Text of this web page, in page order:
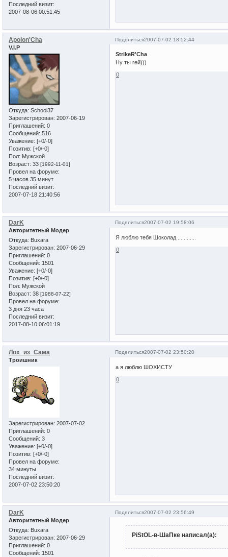
Последний визит:
2007-08-06 00:51:45
Поделиться2007-07-02 18:52:44
Apolon'Cha
V.I.P
Откуда: School37
Зарегистрирован: 2007-06-19
Приглашений: 0
Сообщений: 516
Уважение: [+0/-0]
Позитив: [+0/-0]
Пол: Мужской
Возраст: 33 [1992-11-01]
Провел на форуме:
5 часов 35 минут
Последний визит:
2007-07-18 21:40:56
StrikeR'Cha
Ну ты гей)))
0
Поделиться2007-07-02 19:58:06
DarK
Авторитетный Модер
Откуда: Buxara
Зарегистрирован: 2007-06-29
Приглашений: 0
Сообщений: 1501
Уважение: [+0/-0]
Позитив: [+0/-0]
Пол: Мужской
Возраст: 38 [1988-07-22]
Провел на форуме:
3 дня 23 часа
Последний визит:
2017-08-10 06:01:19
Я люблю тебя Шоколад ............
0
Поделиться2007-07-02 23:50:20
Лох_из_Сама
Троишник
Зарегистрирован: 2007-07-02
Приглашений: 0
Сообщений: 3
Уважение: [+0/-0]
Позитив: [+0/-0]
Провел на форуме:
34 минуты
Последний визит:
2007-07-02 23:50:20
а я люблю ШОХИСТУ
0
Поделиться2007-07-02 23:56:49
DarK
Авторитетный Модер
Откуда: Buxara
Зарегистрирован: 2007-06-29
Приглашений: 0
Сообщений: 1501
PiStOL-в-ШаПке написал(а):